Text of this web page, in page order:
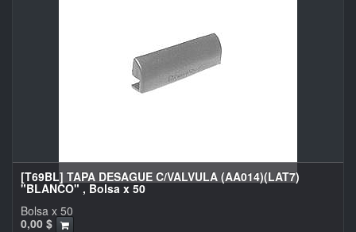
[T69BL] TAPA DESAGUE C/VALVULA (AA014)(LAT7)
"BLANCO" , Bolsa x 50
0,00 $
Bolsa x 50